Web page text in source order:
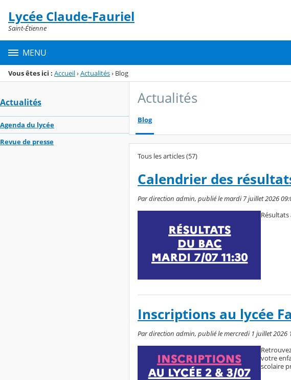
Menu de la rubrique
Contenu
Lycée Claude-Fauriel
Saint-Étienne
MENU
Vous êtes ici : Accueil›Actualités› Blog
Actualités
Agenda du lycée
Revue de presse
Actualités
Blog
Tous les articles (57)
Calendrier des
Par direction admin, publié le mardi 7 juillet 2026
Résultats
Inscriptions au lycée
Par direction admin, publié le mercredi 1 juillet
votre
scolaire